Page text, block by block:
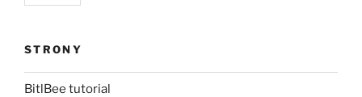
STRONY
BitlBee tutorial